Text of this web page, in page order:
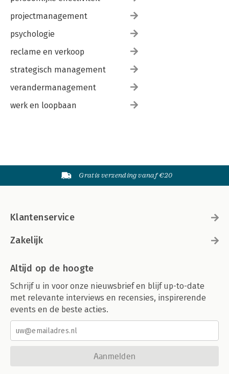
projectmanagement
psychologie
reclame en verkoop
strategisch management
verandermanagement
werk en loopbaan
Gratis verzending vanaf €20
Klantenservice
Zakelijk
Altijd op de hoogte
Schrijf u in voor onze nieuwsbrief en blijf up-to-date
met relevante interviews en recensies, inspirerende
events en de beste acties.
Aanmelden